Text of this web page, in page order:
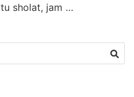
sholat, jam …